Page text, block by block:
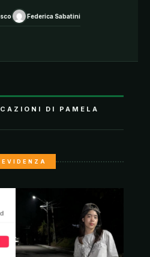
Federica Sabatini
DI PAMELA